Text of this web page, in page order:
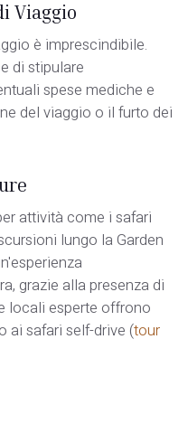
Viaggio
è imprescindibile.
di stipulare
spese mediche e
del viaggio o il furto dei
attività come i safari
lungo la Garden
grazie alla presenza di
locali esperte offrono
ai safari self-drive​ (tour